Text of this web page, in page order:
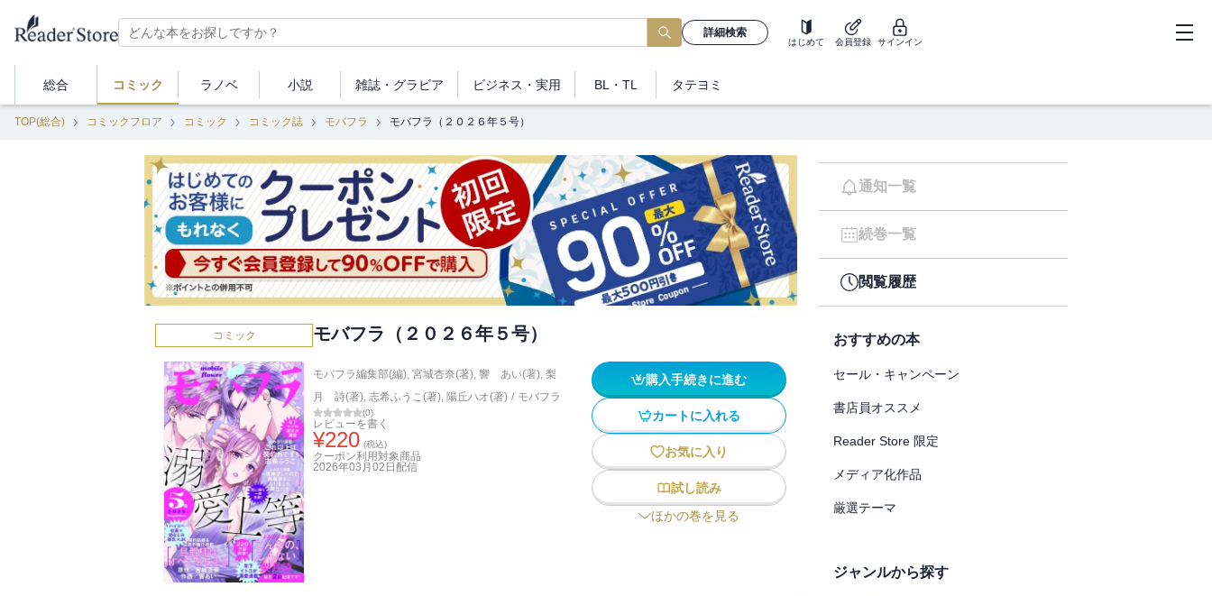
詳細検索
はじめて 会員登録 サインイン
総合 コミック ラノベ 小説 雑誌・ グラビア ビジネス ・実用 BL・TL タテヨミ
TOP(総合) コミックフロア コミック コミック誌 モバフラ モバフラ（２０２６年５号）
コミック モバフラ（２０２６年５号）
モバフラ編集部(編), 宮城杏奈(著), 響 あい(著), 梨
月 詩(著), 志希ふうこ(著), 陽丘ハオ(著) / モバフラ
(0)
レビューを書く
¥220 (税込)
クーポン利用対象商品
2026年03月02日 配信
購入手続きに進む
カートに入れる
お気に入り
試し読み
ほかの巻を見る
通知一覧
続巻一覧
閲覧履歴
おすすめの本
セール・キャンペーン
書店員オススメ
Reader Store 限定
メディア化作品
厳選テーマ
ジャンルから探す